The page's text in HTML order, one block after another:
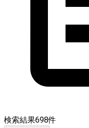
検索結果698件